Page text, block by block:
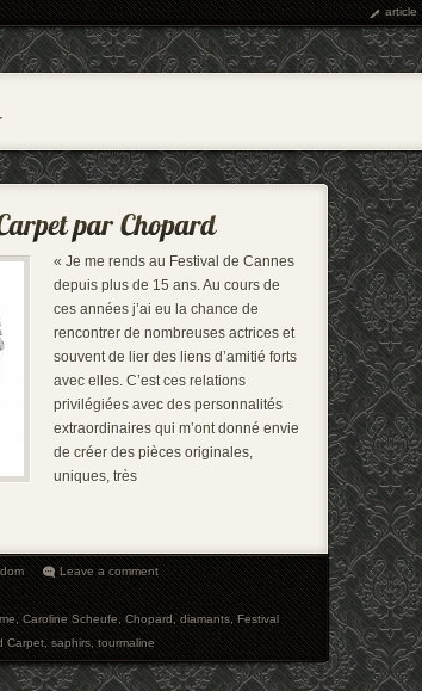
article
« Je me rends au Festival de Cannes
depuis plus de 15 ans. Au cours de
ces années j’ai eu la chance de
rencontrer de nombreuses actrices et
souvent de lier des liens d’amitié forts
avec elles. C’est ces relations
privilégiées avec des personnalités
extraordinaires qui m’ont donné envie
de créer des pièces originales,
uniques, très
Leave a comment
,Caroline Scheufe,Chopard,diamants,Festival
Carpet,saphirs,tourmaline